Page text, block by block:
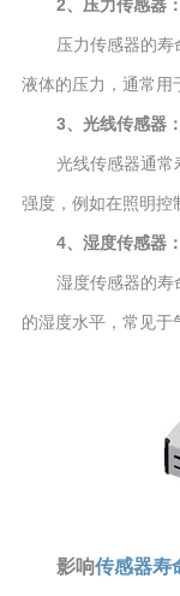
2、压力传感器：
压力传感器的
液体的压力，通常用
3、光线传感器：
光线传感器通常
强度，例如在照明控
4、湿度传感器：
湿度传感器的寿
的湿度水平，常见于
影响传感器寿